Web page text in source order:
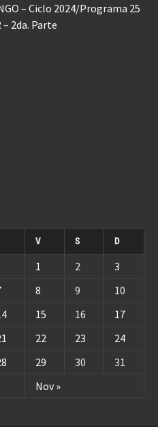
– Ciclo 2024/Programa 25
– 2da. Parte
V S D
Nov »
1 2
3
8 9
10
15 16
17
22 23
24
29 30 31